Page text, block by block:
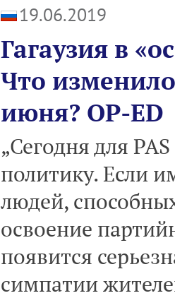
19.06.2019
Гагаузия в
Что
июня? OP-ED
„Сегодня для
политику. Если
людей,
освоение
появится
симпатии